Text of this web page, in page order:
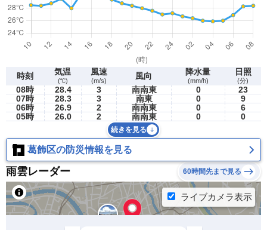
時刻 気温
(℃)
風速
(m/s) 風向 降水量
(mm/h)
日照
(分)
08時 28.4 3 南南東 0
23
07時
28.3 3 南東 0
9
06時
26.9 2 南南東 0
6
05時
26.0 2 南南東 0 0
続きを見る
葛飾区の防災情報を見る
雨雲レーダー 60時間先まで見る